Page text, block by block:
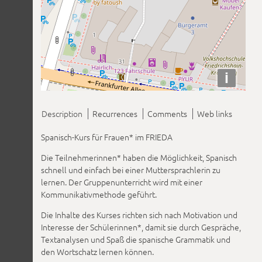
i
Description Recurrences Comments
Web links
Spanisch-Kurs für Frauen* im FRIEDA
Die Teilnehmerinnen* haben die Möglichkeit, Spanisch
schnell und einfach bei einer Muttersprachlerin zu
lernen. Der Gruppenunterricht wird mit einer
Kommunikativmethode geführt.
Die Inhalte des Kurses richten sich nach Motivation und
Interesse der Schülerinnen*, damit sie durch Gespräche,
Textanalysen und Spaß die spanische Grammatik und
den Wortschatz lernen können.